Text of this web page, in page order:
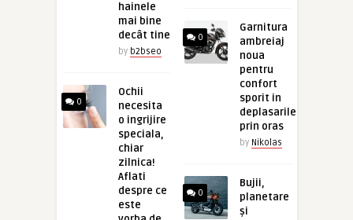
hainele
mai bine
decât tine
by b2bseo
0
Ochii
necesita
o ingrijire
speciala,
chiar
zilnica!
Aflati
despre ce
este
0
Garnitura
ambreiaj
noua
pentru
confort
sporit in
deplasarile
prin oras
by Nikolas
0
Bujii,
planetare
și